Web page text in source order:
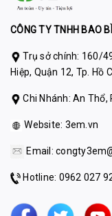
CÔNG TY TNHH BAO
Trụ sở chính: 160/
Hiệp, Quận 12, Tp. Hồ
Chi Nhánh: An Thổ,
Website: 3em.vn
Email:
Hotline: 0962 027